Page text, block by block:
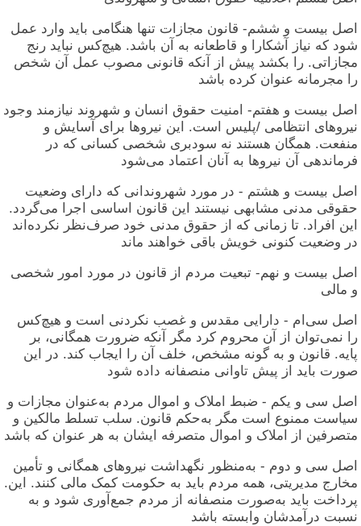
اصل بیست و ششم- قانون مجازات تنها هنگامی باید وارد عمل
شود که نیاز آشکارا و قاطعانه به آن باشد. هیچ‌کس نباید رنج
مجازاتی. را بکشد پیش از آنکه قانونی مصوب عمل آن شخص
را مجرمانه عنوان کرده باشد
اصل بیست و هفتم- امنیت حقوق انسان و شهروند نیازمند وجود
نیروهای انتظامی /پلیس است. این نیروها برای آسایش و
منفعت. همگان هستند نه سودبری شخصی کسانی که در
فرماندهی آن نیروها به آنان اعتماد می‌شود
اصل بیست و هشتم - در مورد شهروندانی که دارای وضعیت
حقوقی مدنی مشابهی نیستند این قانون اساسی اجرا می‌گردد.
این افراد. تا زمانی که از حقوق مدنی خود صرف‌نظر نکرده‌اند
در وضعیت کنونی خویش باقی خواهند ماند
اصل بیست و نهم- تبعیت مردم از قانون در مورد امور شخصی
و مالی
اصل سی‌ام - دارایی مقدس و غصب نکردنی است و هیچ‌کس
را نمی‌توان از آن محروم کرد مگر آنکه ضرورت همگانی، بر
پایه. قانون و به گونه مشخص، خلف آن را ایجاب کند. در این
صورت باید از پیش تاوانی منصفانه داده شود
اصل سی و یکم - ضبط املاک و اموال مردم به‌عنوان مجازات و
سیاست ممنوع است مگر به‌حکم قانون. سلب تسلط مالکین و
متصرفین از املاک و اموال متصرفه ایشان به هر عنوان که باشد
اصل سی و دوم - به‌منظور نگهداشت نیروهای همگانی و تأمین
مخارج مدیریتی، همه مردم باید به حکومت کمک مالی کنند. این.
پرداخت باید به‌صورت منصفانه از مردم جمع‌آوری شود و به
نسبت درآمدشان وابسته باشد